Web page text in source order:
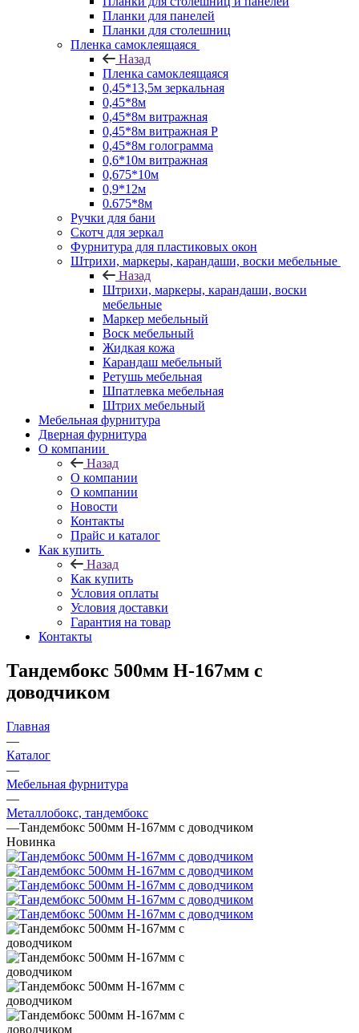
Планки для панелей
Планки для столешниц
Пленка самоклеящаяся
Назад
Пленка самоклеящаяся
0,45*13,5м зеркальная
0,45*8м
0,45*8м витражная
0,45*8м витражная Р
0,45*8м голограмма
0,6*10м витражная
0,675*10м
0,9*12м
0.675*8м
Ручки для бани
Скотч для зеркал
Фурнитура для пластиковых окон
Штрихи, маркеры, карандаши, воски мебельные
Назад
Штрихи, маркеры, карандаши, воски
мебельные
Маркер мебельный
Воск мебельный
Жидкая кожа
Карандаш мебельный
Ретушь мебельная
Шпатлевка мебельная
Штрих мебельный
Мебельная фурнитура
Дверная фурнитура
О компании
Назад
О компании
О компании
Новости
Контакты
Прайс и каталог
Как купить
Назад
Как купить
Условия оплаты
Условия доставки
Гарантия на товар
Контакты
Тандембокс 500мм Н-167мм с
доводчиком
Главная
—
Каталог
—
Мебельная фурнитура
—
Металлобокс, тандембокс
—Тандембокс 500мм Н-167мм с доводчиком
Новинка